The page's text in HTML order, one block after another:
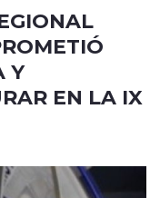
Y
EN LA IX